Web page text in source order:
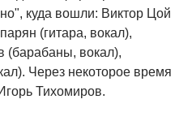
куда вошли: Виктор Цой
(гитара, вокал),
(барабаны, вокал),
Через некоторое время
Тихомиров.